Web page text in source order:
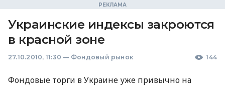
Украинские индексы закроются
в красной зоне
27.10.2010, 11:30 — Фондовый рынок 144
Фондовые торги в Украине уже привычно на